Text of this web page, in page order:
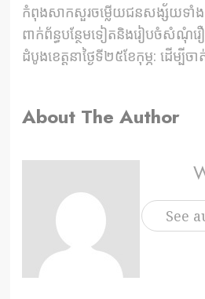
កំពុងសាកសួរចម្លើយជនសង្ស័យទាំង
ពាក់ព័ន្ធបន្ថែមទៀតនិងរៀបចំសំណុំ
ដំបូងខេត្តនាថ្ងៃទី២៥ខែកុម្ភ: ដើម្បីច
About The Author
See